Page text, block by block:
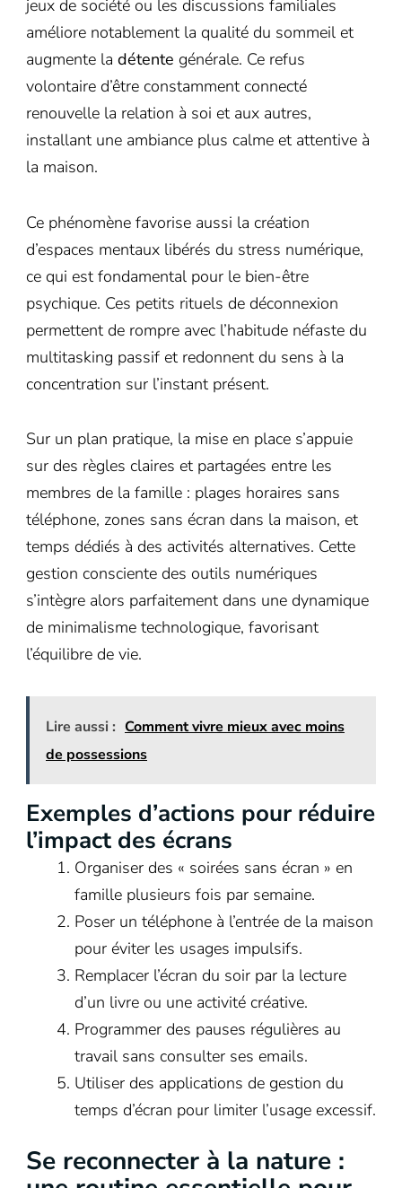
jeux de société ou les discussions familiales
améliore notablement la qualité du sommeil et
augmente la détente générale. Ce refus
volontaire d’être constamment connecté
renouvelle la relation à soi et aux autres,
installant une ambiance plus calme et attentive à
la maison.
Ce phénomène favorise aussi la création
d’espaces mentaux libérés du stress numérique,
ce qui est fondamental pour le bien-être
psychique. Ces petits rituels de déconnexion
permettent de rompre avec l’habitude néfaste du
multitasking passif et redonnent du sens à la
concentration sur l’instant présent.
Sur un plan pratique, la mise en place s’appuie
sur des règles claires et partagées entre les
membres de la famille : plages horaires sans
téléphone, zones sans écran dans la maison, et
temps dédiés à des activités alternatives. Cette
gestion consciente des outils numériques
s’intègre alors parfaitement dans une dynamique
de minimalisme technologique, favorisant
l’équilibre de vie.
Lire aussi : Comment vivre mieux avec moins
de possessions
Exemples d’actions pour réduire
l’impact des écrans
Organiser des « soirées sans écran » en
famille plusieurs fois par semaine.
Poser un téléphone à l’entrée de la maison
pour éviter les usages impulsifs.
Remplacer l’écran du soir par la lecture
d’un livre ou une activité créative.
Programmer des pauses régulières au
travail sans consulter ses emails.
Utiliser des applications de gestion du
temps d’écran pour limiter l’usage excessif.
Se reconnecter à la nature :